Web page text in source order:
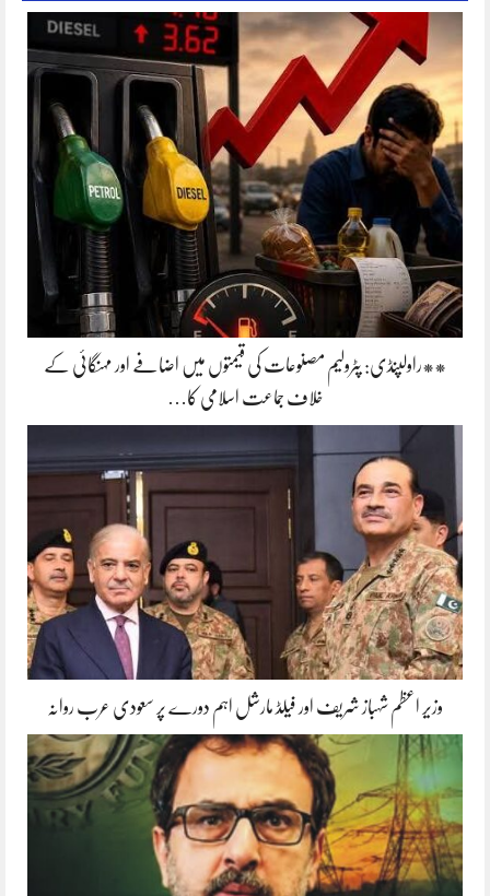
**راولپنڈی: پٹرولیم مصنوعات کی قیمتوں میں اضافے اور مہنگائی کے
خلاف جماعت اسلامی کا…
وزیر اعظم شہباز شریف اور فیلڈ مارشل اہم دورے پر سعودی عرب روانہ